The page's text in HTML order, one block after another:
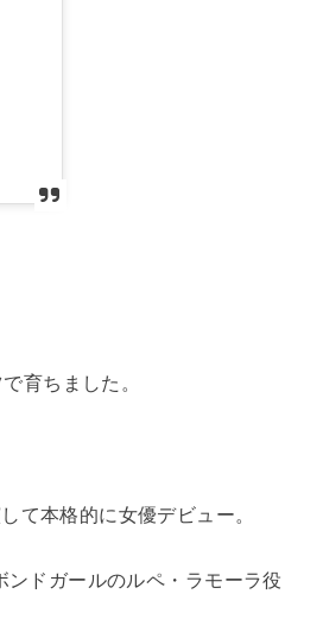
育ちました。
て本格的に女優デビュー。
ンドガールのルペ・ラモーラ役